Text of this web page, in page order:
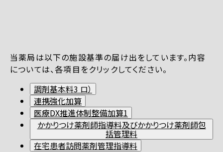
当薬局は以下の施設基準の届け出をしています。内容
については、各項目をクリックしてください。
調剤基本料3 ロ）
連携強化加算
医療DX推進体制整備加算1
かかりつけ薬剤師指導料及びかかりつけ薬剤師包
括管理料
在宅患者訪問薬剤管理指導料